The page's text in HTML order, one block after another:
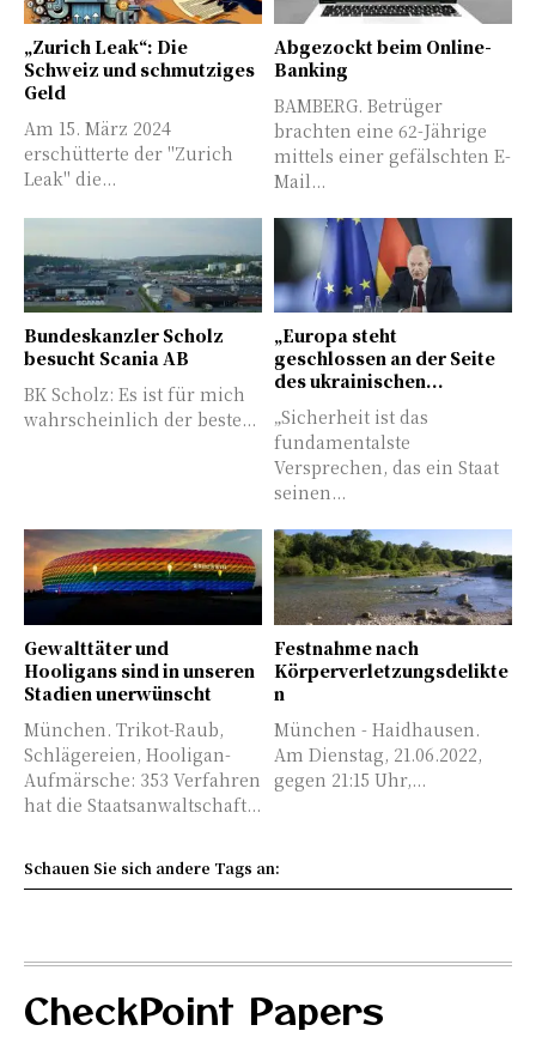
„Zurich Leak“: Die
Schweiz und schmutziges
Geld
Am 15. März 2024
erschütterte der "Zurich
Leak" die...
Abgezockt beim Online-
Banking
BAMBERG. Betrüger
brachten eine 62-Jährige
mittels einer gefälschten E-
Mail...
Bundeskanzler Scholz
besucht Scania AB
BK Scholz: Es ist für mich
wahrscheinlich der beste...
„Europa steht
geschlossen an der Seite
des ukrainischen...
„Sicherheit ist das
fundamentalste
Versprechen, das ein Staat
seinen...
Gewalttäter und
Hooligans sind in unseren
Stadien unerwünscht
München. Trikot-Raub,
Schlägereien, Hooligan-
Aufmärsche: 353 Verfahren
hat die Staatsanwaltschaft...
Festnahme nach
Körperverletzungsdelikte
n
München - Haidhausen.
Am Dienstag, 21.06.2022,
gegen 21:15 Uhr,...
Schauen Sie sich andere Tags an:
CheckPoint Papers